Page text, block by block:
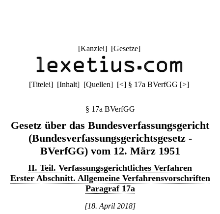
[Kanzlei] [Gesetze]
[Titelei] [Inhalt] [Quellen] [<] § 17a BVerfGG [>]
§ 17a BVerfGG
Gesetz über das Bundesverfassungsgericht
(Bundesverfassungsgerichtsgesetz -
BVerfGG) vom 12. März 1951
II. Teil. Verfassungsgerichtliches Verfahren
Erster Abschnitt. Allgemeine Verfahrensvorschriften
Paragraf 17a
[18. April 2018]